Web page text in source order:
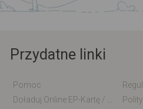
Przydatne linki
Pomoc